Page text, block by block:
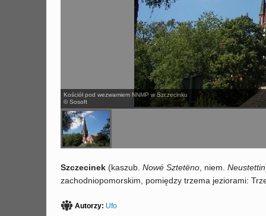
Kościół pod wezwamiem NNMP w Szczecinku
© Sosoft
Szczecinek (kaszub. Nowé Sztetëno , niem. Neustettin
zachodniopomorskim, pomiędzy trzema jeziorami:
Autorzy: Ufo